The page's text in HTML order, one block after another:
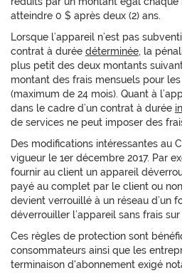
atteindre 0 $ après deux (2) ans.
Lorsque l’appareil n’est pas
contrat à durée déterminée, la
plus petit des deux montants
montant des frais mensuels pour
(maximum de 24 mois). Quant à
dans le cadre d’un contrat à durée
de services ne peut imposer des
Des modifications intéressantes au
vigueur le 1er décembre 2017. Par
fournir au client un appareil
payé au complet par le client ou
devient verrouillé à un réseau d’un
déverrouiller l’appareil sans frais
Ces règles de protection sont
consommateurs ainsi que les
terminaison d'abonnement exigé